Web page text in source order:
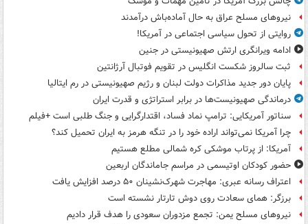
نیروهای مسلح عراق به حال آماده‌باش درآمدند
روایتی از تحول سیاسی اجتماعی در آمریکا!
ادامه ویرانگری ارتش صهیونیستی در جنین
ثبت سالروز شکست انگلیس در تقویم فوتبال آرژانتین
پایان دور جدید مذاکرات دولت لبنان و رژیم صهیونیستی در رم ایتالیا
درماندگی صهیونیست‌ها در برابر استراتژی و قدرت ایران
سناتور آمریکایی: ترامپ نماد فساد، اقتدارگرایی و جنگ طلبی است +فیلم
چرا آمریکا نمی‌تواند اراده خود را در تنگه هرمز به ایران تحمیل کند؟
آمریکا: از پرتاب موشکی کره شمالی مطلع هستیم
حضور کودکان اوتیسمی در مراسم جاماندگان اربعین
اعتراف رسانه عبری: مهاجرت شهرک‌نشینان ۵۰ درصد افزایش یافت
برزگر: همای سعادت روی دوش تارتار نشسته است
نیروهای مسلح یمن: تجمع مزدوران سعودی را هدف قرار دادیم